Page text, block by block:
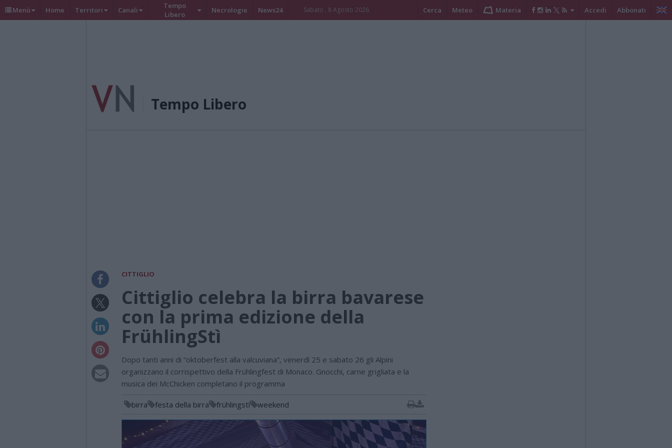
Menù Home Territori Canali
Tempo
Libero
Necrologie News24 Sabato , 8 Agosto 2026 Cerca Meteo Materia Accedi Abbonati
Tempo Libero
CITTIGLIO
Cittiglio celebra la birra bavarese
con la prima edizione della
FrühlingStì
Dopo tanti anni di “oktoberfest alla valcuviana”, venerdì 25 e sabato 26 gli Alpini
organizzano il corrispettivo della Frühlingfest di Monaco. Gnocchi, carne grigliata e la
musica dei McChicken completano il programma
birra festa della birra frühlingstì weekend